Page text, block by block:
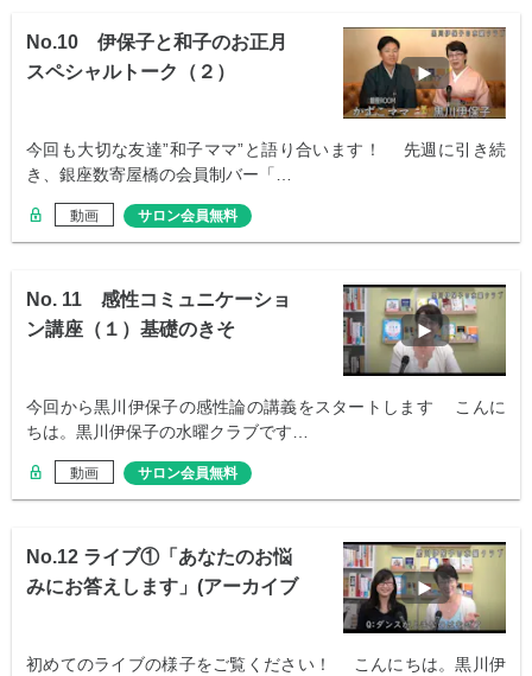
No.10 伊保子と和子のお正月
スペシャルトーク（２）
今回も大切な友達”和子ママ”と語り合います！ 先週に引き続
き、銀座数寄屋橋の会員制バー「…
動画 サロン会員無料
No. 11 感性コミュニケーショ
ン講座（１）基礎のきそ
今回から黒川伊保子の感性論の講義をスタートします こんに
ちは。黒川伊保子の水曜クラブです…
動画 サロン会員無料
No.12 ライブ①「あなたのお悩
みにお答えします」(アーカイブ
初めてのライブの様子をご覧ください！ こんにちは。黒川伊